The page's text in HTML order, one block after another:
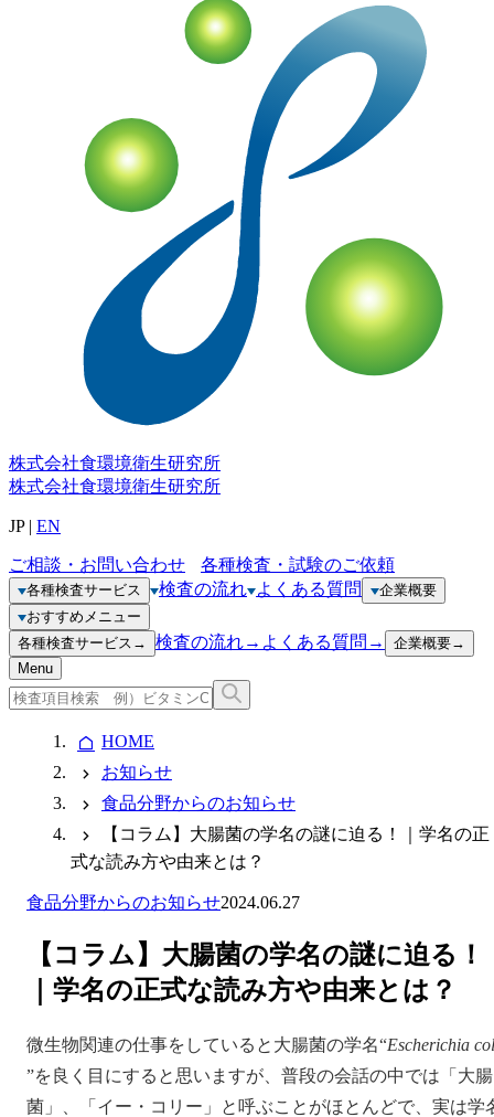
株式会社食環境衛生研究所
株式会社食環境衛生研究所
JP| EN
ご相談・お問い合わせ 各種検査・試験のご依頼
各種検査サービス 検査の流れ よくある質問
企業概要
おすすめメニュー
各種検査サービス → 検査の流れ→ よくある質問 → 企業概要→
Menu
HOME
お知らせ
食品分野からのお知らせ
【コラム】大腸菌の学名の謎に迫る！｜学名の正
式な読み方や由来とは？
食品分野からのお知らせ2024.06.27
【コラム】大腸菌の学名の謎に迫る！
｜学名の正式な読み方や由来とは？
微生物関連の仕事をしていると大腸菌の学名“Escherichia
”を良く目にすると思いますが、普段の会話の中では「大腸
菌」、「イー・コリー」と呼ぶことがほとんどで、実は学